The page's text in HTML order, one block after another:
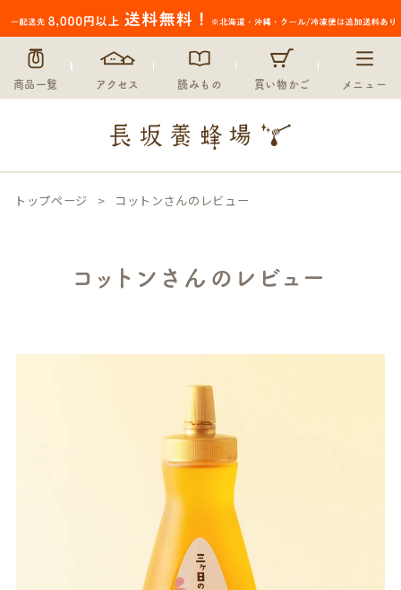
商品一覧 アクセス 読みもの 買い物かご メニュー
トップページ コットンさんのレビュー
コットンさんのレビュー